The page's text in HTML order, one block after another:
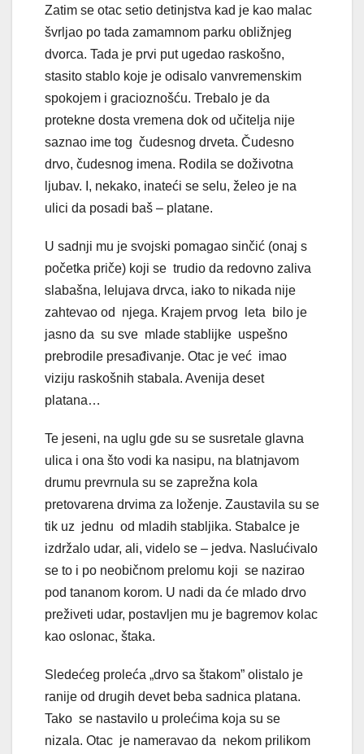
Zatim se otac setio detinjstva kad je kao malac
švrljao po tada zamamnom parku obližnjeg
dvorca. Tada je prvi put ugedao raskošno,
stasito stablo koje je odisalo vanvremenskim
spokojem i gracioznošću. Trebalo je da
protekne dosta vremena dok od učitelja nije
saznao ime tog čudesnog drveta. Čudesno
drvo, čudesnog imena. Rodila se doživotna
ljubav. I, nekako, inateći se selu, želeo je na
ulici da posadi baš – platane.
U sadnji mu je svojski pomagao sinčić (onaj s
početka priče) koji se trudio da redovno zaliva
slabašna, lelujava drvca, iako to nikada nije
zahtevao od njega. Krajem prvog leta bilo je
jasno da su sve mlade stablijke uspešno
prebrodile presađivanje. Otac je već imao
viziju raskošnih stabala. Avenija deset
platana…
Te jeseni, na uglu gde su se susretale glavna
ulica i ona što vodi ka nasipu, na blatnjavom
drumu prevrnula su se zaprežna kola
pretovarena drvima za loženje. Zaustavila su se
tik uz jednu od mladih stabljika. Stabalce je
izdržalo udar, ali, videlo se – jedva. Naslućivalo
se to i po neobičnom prelomu koji se nazirao
pod tananom korom. U nadi da će mlado drvo
preživeti udar, postavljen mu je bagremov kolac
kao oslonac, štaka.
Sledećeg proleća „drvo sa štakom” olistalo je
ranije od drugih devet beba sadnica platana.
Tako se nastavilo u prolećima koja su se
nizala. Otac je nameravao da nekom prilikom